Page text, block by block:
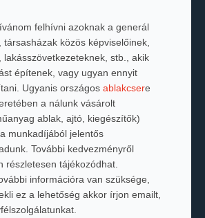
felhívni azoknak a generál
társasházak közös képviselőinek,
lakásszövetkezeteknek, stb., akik
építenek, vagy ugyan ennyit
Ugyanis országos ablakcsere
a nálunk vásárolt
ablak, ajtó, kiegészítők)
munkadíjából jelentős
További kedvezményről
részletesen tájékozódhat.
információra van szüksége,
ez a lehetőség akkor írjon emailt,